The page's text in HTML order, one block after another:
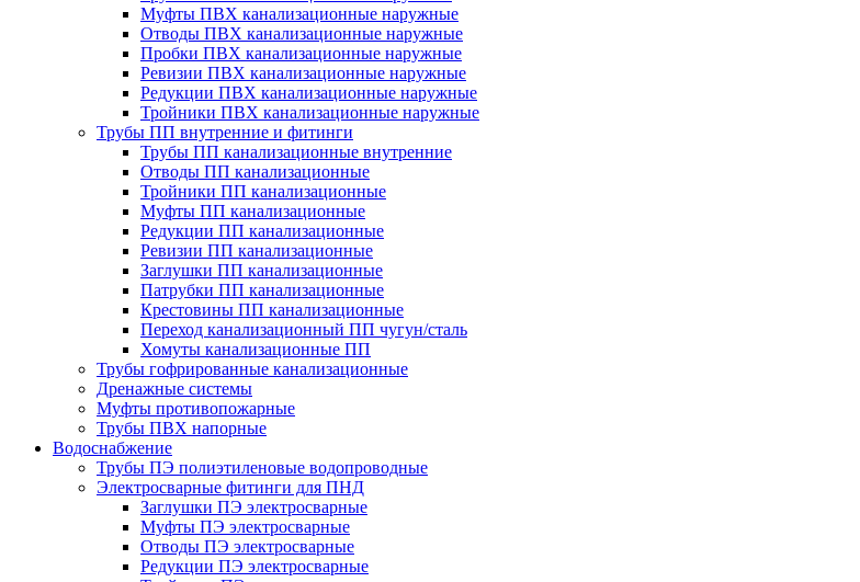
Муфты ПВХ канализационные наружные
Отводы ПВХ канализационные наружные
Пробки ПВХ канализационные наружные
Ревизии ПВХ канализационные наружные
Редукции ПВХ канализационные наружные
Тройники ПВХ канализационные наружные
Трубы ПП внутренние и фитинги
Трубы ПП канализационные внутренние
Отводы ПП канализационные
Тройники ПП канализационные
Муфты ПП канализационные
Редукции ПП канализационные
Ревизии ПП канализационные
Заглушки ПП канализационные
Патрубки ПП канализационные
Крестовины ПП канализационные
Переход канализационный ПП чугун/сталь
Хомуты канализационные ПП
Трубы гофрированные канализационные
Дренажные системы
Муфты противопожарные
Трубы ПВХ напорные
Водоснабжение
Трубы ПЭ полиэтиленовые водопроводные
Электросварные фитинги для ПНД
Заглушки ПЭ электросварные
Муфты ПЭ электросварные
Отводы ПЭ электросварные
Редукции ПЭ электросварные